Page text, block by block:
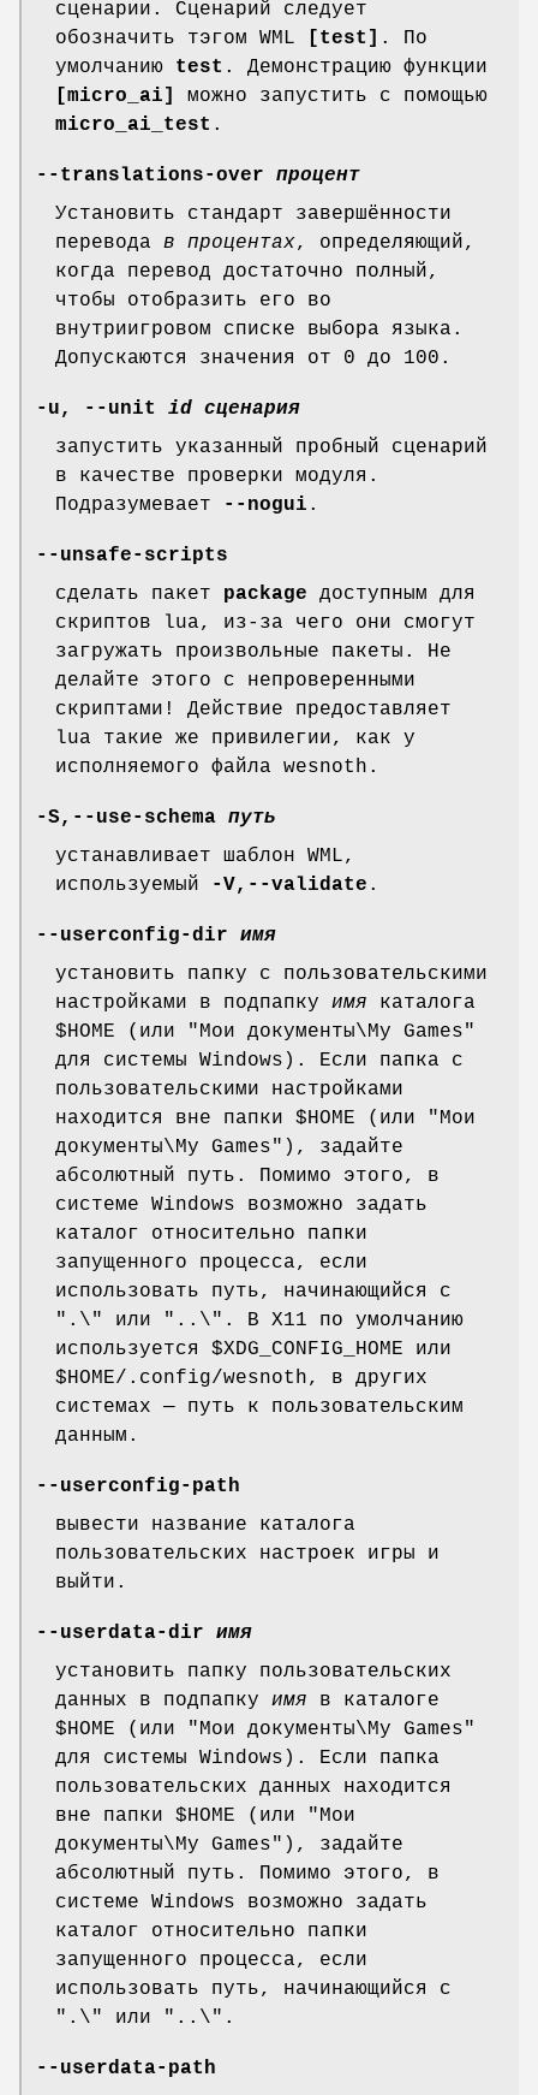
сценарии. Сценарий следует
обозначить тэгом WML
[test]
. По
умолчанию test . Демонстрацию функции
[micro_ai]
можно запустить с помощью
micro_ai_test .
--translations-over процент
Установить стандарт завершённости
перевода в процентах, определяющий,
когда перевод достаточно полный,
чтобы отобразить его во
внутриигровом списке выбора языка.
Допускаются значения от 0 до 100.
-u, --unit
id сценария
запустить указанный пробный сценарий
в качестве проверки модуля.
Подразумевает
--nogui .
--unsafe-scripts
сделать пакет package доступным для
скриптов lua, из-за чего они смогут
загружать произвольные пакеты. Не
делайте этого с непроверенными
скриптами! Действие предоставляет
lua такие же привилегии, как у
исполняемого файла wesnoth.
-S,--use-schema путь
устанавливает шаблон WML,
используемый
-V,--validate .
--userconfig-dir имя
установить папку с пользовательскими
настройками в подпапку имя каталога
$HOME (или "Мои документы\My Games"
для системы Windows). Если папка с
пользовательскими настройками
находится вне папки $HOME (или "Мои
документы\My Games"), задайте
абсолютный путь. Помимо этого, в
системе Windows возможно задать
каталог относительно папки
запущенного процесса, если
использовать путь, начинающийся с
".\" или "..\". В X11 по умолчанию
используется $XDG_CONFIG_HOME или
$HOME/.config/wesnoth, в других
системах — путь к пользовательским
данным.
--userconfig-path
вывести название каталога
пользовательских настроек игры и
выйти.
--userdata-dir имя
установить папку пользовательских
данных в подпапку имя в каталоге
$HOME (или "Мои документы\My Games"
для системы Windows). Если папка
пользовательских данных находится
вне папки $HOME (или "Мои
документы\My Games"), задайте
абсолютный путь. Помимо этого, в
системе Windows возможно задать
каталог относительно папки
запущенного процесса, если
использовать путь, начинающийся с
".\" или "..\".
--userdata-path